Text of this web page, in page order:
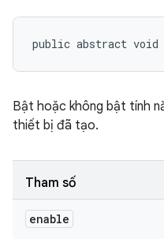
public abstract void
Bật hoặc không bật tính
thiết bị đã tạo.
Tham số
enable